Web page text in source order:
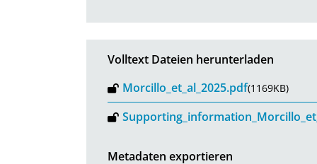
Volltext Dateien herunterladen
Morcillo_et_al_2025.pdf(1169KB)
Metadaten exportieren